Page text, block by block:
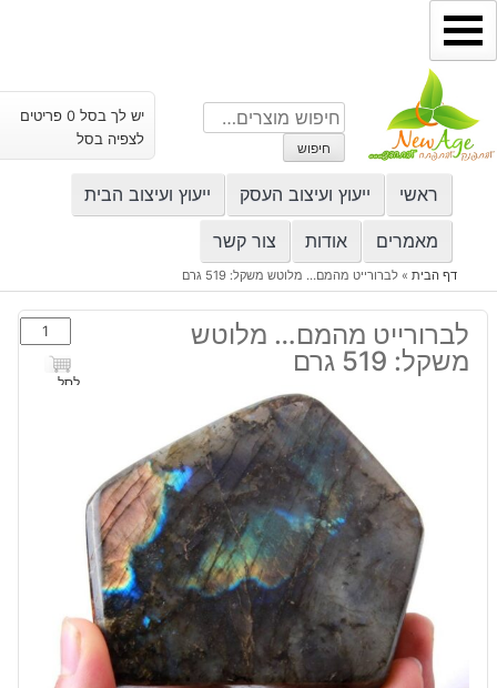
דילוג
לתוכן
חיפוש
עבור:
חיפוש
יש לך בסל 0 פריטים
לצפיה בסל
ראשי ייעוץ ועיצוב העסק ייעוץ ועיצוב הבית
מאמרים אודות צור קשר
דף הבית» לברורייט מהמם… מלוטש משקל: 519 גרם
לברורייט מהמם… מלוטש
משקל: 519 גרם
כמות
של
לברורייט
לסל